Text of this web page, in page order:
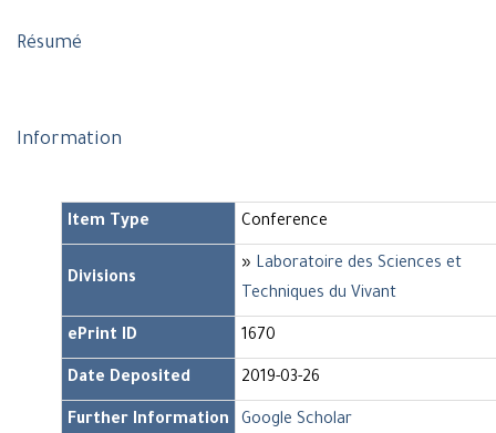
Résumé
Information
Item Type Conference
Divisions
» Laboratoire des Sciences et
Techniques du Vivant
ePrint ID 1670
Date Deposited 2019-03-26
Further Information Google Scholar